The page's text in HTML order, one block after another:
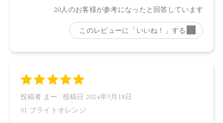
マリー葉油、オリーブ果実油、カニナバラ果実油、ラベンダ
モジ果実油、イランイラン花油、ミツロウ、トコフェロー
ル、水酸化Ａｌ、（＋／－）マイカ、酸化チタン、酸化鉄、
黄４、赤２０２、赤２０１、グンジョウ
【原産国】
日本
【メーカー品番】